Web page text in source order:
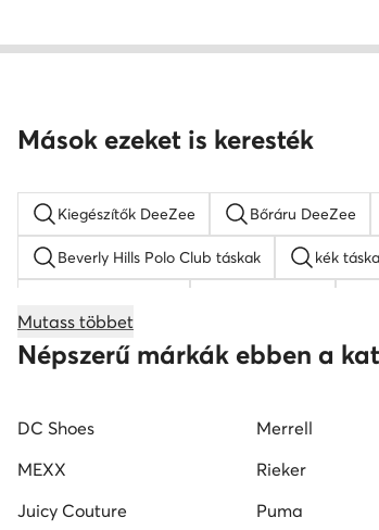
Mások ezeket is keresték
Kiegészítők DeeZee Bőráru DeeZee
Beverly Hills Polo Club táskak kék
bőr táskak Nine West táskak
Mutass többet
Népszerű márkák ebben a
DC Shoes Merrell
MEXX
Rieker
Juicy Couture
Puma